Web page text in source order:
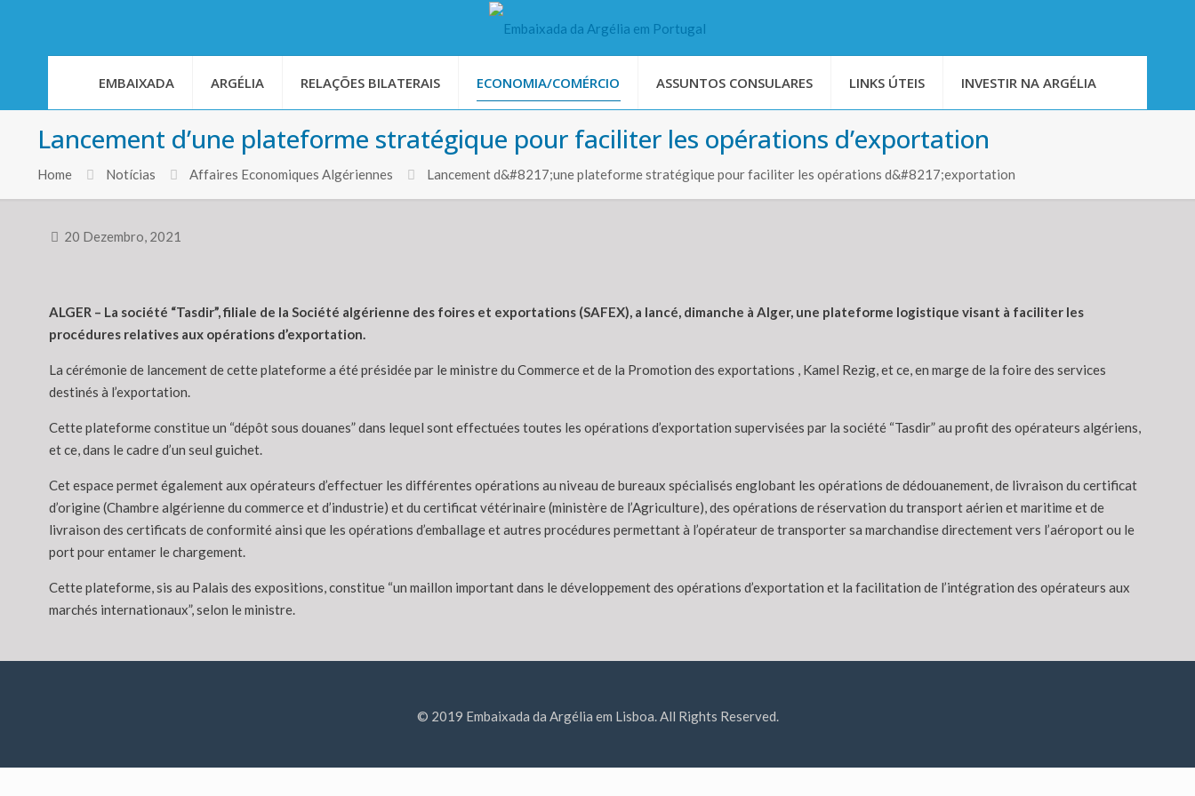
EMBAIXADA ARGÉLIA RELAÇÕES BILATERAIS ECONOMIA/COMÉRCIO ASSUNTOS CONSULARES LINKS ÚTEIS INVESTIR NA ARGÉLIA
Lancement d’une plateforme stratégique pour faciliter les opérations d’exportation
Home Notícias Affaires Economiques Algériennes Lancement d&#8217;une plateforme stratégique pour faciliter les opérations d&#8217;exportation
20 Dezembro, 2021
ALGER – La société “Tasdir”, filiale de la Société algérienne des foires et exportations (SAFEX), a lancé, dimanche à Alger, une plateforme logistique visant à faciliter les
procédures relatives aux opérations d’exportation.
La cérémonie de lancement de cette plateforme a été présidée par le ministre du Commerce et de la Promotion des exportations , Kamel Rezig, et ce, en marge de la foire des services
destinés à l’exportation.
Cette plateforme constitue un “dépôt sous douanes” dans lequel sont effectuées toutes les opérations d’exportation supervisées par la société “Tasdir” au profit des opérateurs algériens,
et ce, dans le cadre d’un seul guichet.
Cet espace permet également aux opérateurs d’effectuer les différentes opérations au niveau de bureaux spécialisés englobant les opérations de dédouanement, de livraison du certificat
d’origine (Chambre algérienne du commerce et d’industrie) et du certificat vétérinaire (ministère de l’Agriculture), des opérations de réservation du transport aérien et maritime et de
livraison des certificats de conformité ainsi que les opérations d’emballage et autres procédures permettant à l’opérateur de transporter sa marchandise directement vers l’aéroport ou le
port pour entamer le chargement.
Cette plateforme, sis au Palais des expositions, constitue “un maillon important dans le développement des opérations d’exportation et la facilitation de l’intégration des opérateurs aux
marchés internationaux”, selon le ministre.
© 2019 Embaixada da Argélia em Lisboa. All Rights Reserved.